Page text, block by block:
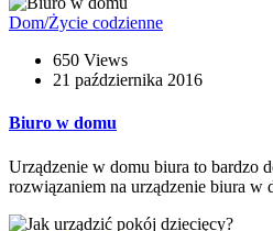
Dom/Życie codzienne
650 Views
21 października 2016
Biuro w domu
Urządzenie w domu biura to bardzo
rozwiązaniem na urządzenie biura w